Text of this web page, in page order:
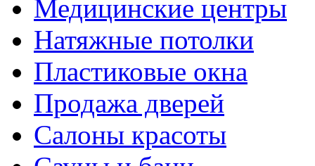
Медицинские центры
Натяжные потолки
Пластиковые окна
Продажа дверей
Салоны красоты